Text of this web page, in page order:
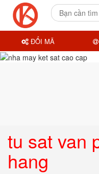
tu sat van
hang
ĐỔI MÃ